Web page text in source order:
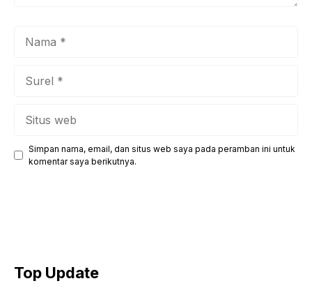
Simpan nama, email, dan situs web saya pada peramban ini untuk
komentar saya berikutnya.
Top Update